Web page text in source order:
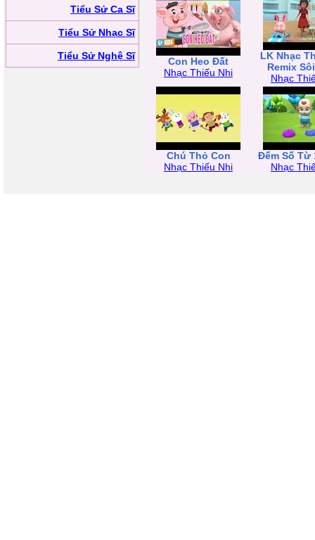
Tiểu Sử Ca Sĩ
Tiểu Sử Nhạc Sĩ
Tiểu Sử Nghệ Sĩ
Con Heo Đất
Nhạc Thiếu Nhi
LK Nhạc
Remix
Nhạc
Chú Thỏ Con
Nhạc Thiếu Nhi
Đếm Số Từ
Nhạc